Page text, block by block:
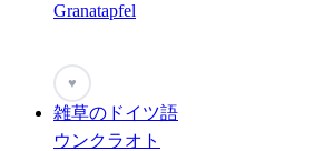
Granatapfel
♥
雑草のドイツ語
ウンクラオト